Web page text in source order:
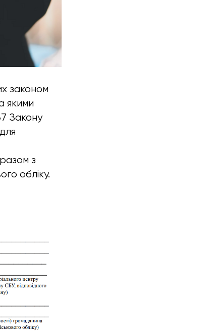
законом
якими
Закону
з
обліку.